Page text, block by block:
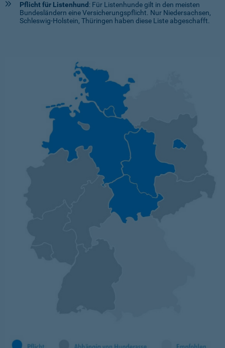
Pflicht für Listenhund : Für Listenhunde gilt in den meisten
Bundesländern eine Versicherungspflicht. Nur Niedersachsen,
Schleswig-Holstein, Thüringen haben diese Liste abgeschafft.